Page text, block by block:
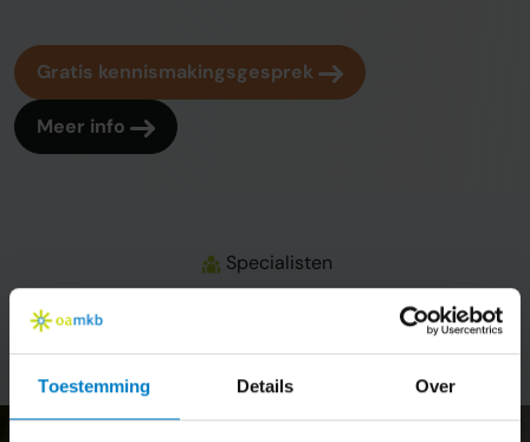
Toestemming Details Over
Gratis kennismakingsgesprek
Meer info
Specialisten
Onze administrateurs